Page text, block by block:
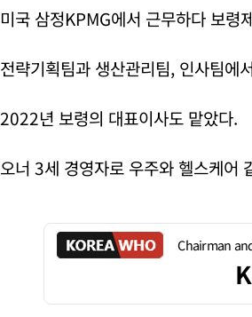
미국 삼정KPMG에서 근무하다 보령
전략기획팀과 생산관리팀, 인사팀
2022년 보령의 대표이사도 맡았다.
오너 3세 경영자로 우주와 헬스케어
Chairman